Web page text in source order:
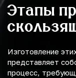
Этапы
Изготовление
представляет
процесс,